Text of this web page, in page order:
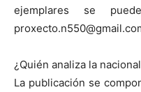
ejemplares se
¿Quién analiza la
La publicación se